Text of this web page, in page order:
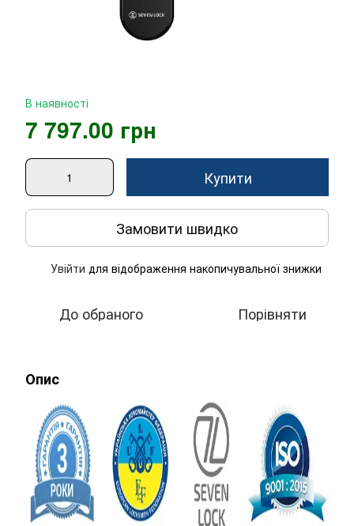
В наявності
7 797.00 грн
Купити
Замовити швидко
Увійти для відображення накопичувальної знижки
До обраного Порівняти
Опис